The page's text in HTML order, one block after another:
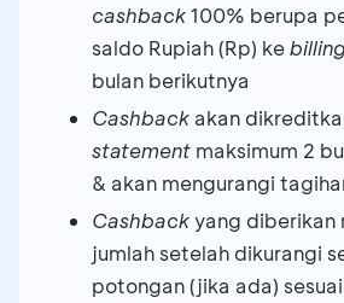
cashback100% berupa
saldo Rupiah (Rp) ke
bulan berikutnya
Cashback akan
statement maksimum 2
& akan mengurangi
Cashbackyang diberikan
jumlah setelah dikurangi
potongan (jika ada)